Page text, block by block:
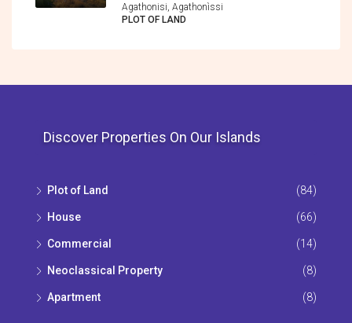
Agathonisi, Agathonìssi
PLOT OF LAND
Discover Properties On Our Islands
Plot of Land (84)
House (66)
Commercial (14)
Neoclassical Property (8)
Apartment (8)